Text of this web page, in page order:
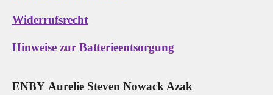
Widerrufsrecht
Hinweise zur Batterieentsorgung
ENBY Aurelie Steven Nowack Azak